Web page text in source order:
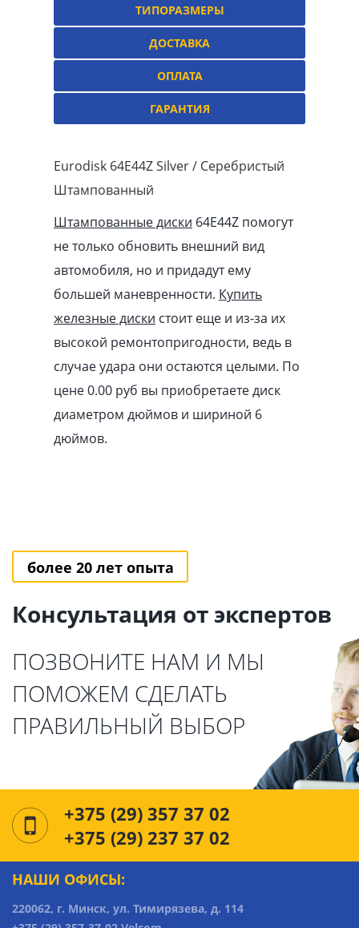
ТИПОРАЗМЕРЫ
ДОСТАВКА
ОПЛАТА
ГАРАНТИЯ
Eurodisk 64E44Z Silver / Серебристый
Штампованный
Штампованные диски 64E44Z помогут
не только обновить внешний вид
автомобиля, но и придадут ему
большей маневренности. Купить
железные диски стоит еще и из-за их
высокой ремонтопригодности, ведь в
случае удара они остаются целыми. По
цене 0.00 pуб вы приобретаете диск
диаметром дюймов и шириной 6
дюймов.
более 20 лет опыта
Консультация от экспертов
ПОЗВОНИТЕ НАМ И МЫ
ПОМОЖЕМ СДЕЛАТЬ
ПРАВИЛЬНЫЙ ВЫБОР
+375 (29) 357 37 02
+375 (29) 237 37 02
НАШИ ОФИСЫ:
220062, г. Минск, ул. Тимирязева, д. 114